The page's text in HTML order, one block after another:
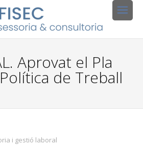
Aprovat el Pla
de Treball
i gestió laboral